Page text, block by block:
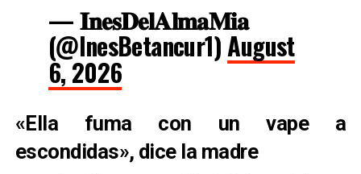
— 𝐈𝐧𝐞𝐬𝐃𝐞𝐥𝐀𝐥𝐦𝐚𝐌𝐢𝐚
(@InesBetancur1)August
6, 2026
«Ella fuma con un vape a
escondidas», dice la madre